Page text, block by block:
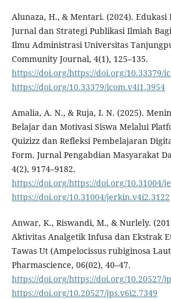
Alunaza, H., & Mentari. (2024).
Jurnal dan Strategi Publikasi Ilmiah
Ilmu Administrasi Universitas
Community Journal, 4(1), 125–135.
https://doi.org/https://doi.org/10.33379/
https://doi.org/10.33379/icom.v4i1.3954
Amalia, A. N., & Ruja, I. N. (2025).
Belajar dan Motivasi Siswa Melalui
Quizizz dan Refleksi Pembelajaran
Form. Jurnal Pengabdian Masyarakat
4(2), 9174–9182.
https://doi.org/https://doi.org/10.31004/
https://doi.org/10.31004/jerkin.v4i2.3122
Anwar, K., Riswandi, M., & Nurlely.
Aktivitas Analgetik Infusa dan Ekstrak
Tawas Ut (Ampelocissus rubiginosa
Pharmascience, 06(02), 40–47.
https://doi.org/https://doi.org/10.20527/
https://doi.org/10.20527/jps.v6i2.7349